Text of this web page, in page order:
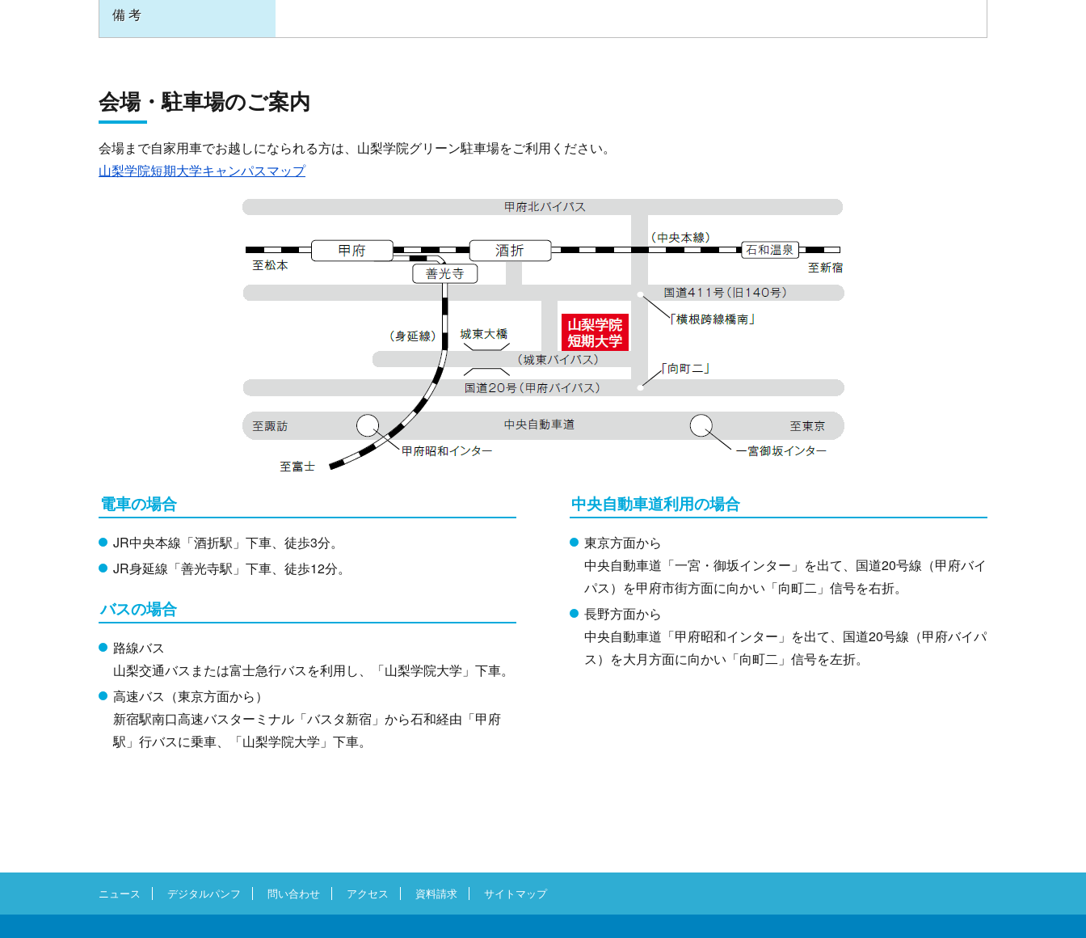
備 考
会場・駐車場のご案内
会場まで自家用車でお越しになられる方は、山梨学院グリーン駐車場をご利用ください。
山梨学院短期大学キャンパスマップ
電車の場合
JR中央本線「酒折駅」下車、徒歩3分。
JR身延線「善光寺駅」下車、徒歩12分。
バスの場合
路線バス
山梨交通バスまたは富士急行バスを利用し、「山梨学院大学」下車。
高速バス（東京方面から）
新宿駅南口高速バスターミナル「バスタ新宿」から石和経由「甲府
駅」行バスに乗車、「山梨学院大学」下車。
中央自動車道利用の場合
東京方面から
中央自動車道「一宮・御坂インター」を出て、国道20号線（甲府バイ
パス）を甲府市街方面に向かい「向町二」信号を右折。
長野方面から
中央自動車道「甲府昭和インター」を出て、国道20号線（甲府バイパ
ス）を大月方面に向かい「向町二」信号を左折。
ニュース デジタルパンフ 問い合わせ アクセス 資料請求 サイトマップ